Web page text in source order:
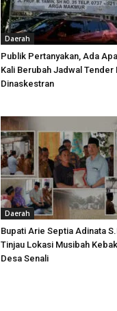
Daerah
Publik Pertanyakan, Ada
Kali Berubah Jadwal Tender
Dinaskestran
Daerah
Bupati Arie Septia Adinata
Tinjau Lokasi Musibah
Desa Senali